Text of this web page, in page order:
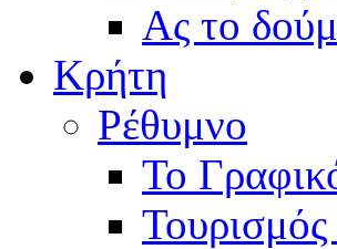
Ας το
Κρήτη
Ρέθυμνο
Το